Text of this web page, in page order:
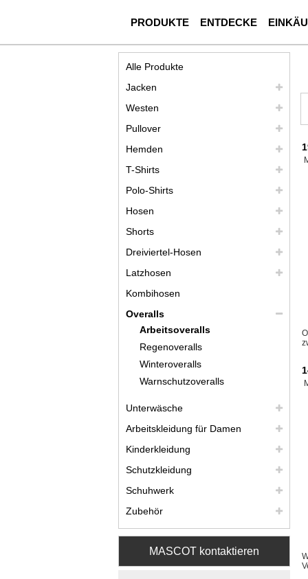
PRODUKTE ENTDECKE
Alle Produkte
Jacken
Westen
Pullover
Hemden
T-Shirts
Polo-Shirts
Hosen
Shorts
Dreiviertel-Hosen
Latzhosen
Kombihosen
Overalls
Arbeitsoveralls
Regenoveralls
Winteroveralls
Warnschutzoveralls
Unterwäsche
Arbeitskleidung für Damen
Kinderkleidung
Schutzkleidung
Schuhwerk
Zubehör
MASCOT kontaktieren